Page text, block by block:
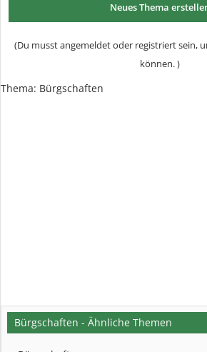
Neues Thema
(Du musst angemeldet oder registriert sein,
können. )
Thema: Bürgschaften
Bürgschaften - Ähnliche Themen